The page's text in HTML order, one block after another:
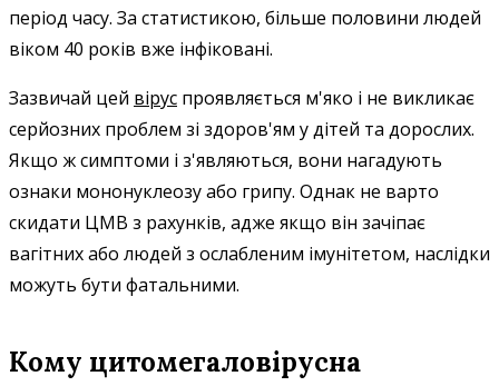
період часу. За статистикою, більше половини людей
віком 40 років вже інфіковані.
Зазвичай цей вірус проявляється м'яко і не викликає
серйозних проблем зі здоров'ям у дітей та дорослих.
Якщо ж симптоми і з'являються, вони нагадують
ознаки мононуклеозу або грипу. Однак не варто
скидати ЦМВ з рахунків, адже якщо він зачіпає
вагітних або людей з ослабленим імунітетом, наслідки
можуть бути фатальними.
Кому цитомегаловірусна